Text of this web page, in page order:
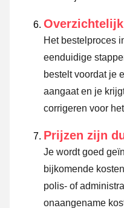
Het bestelproces
eenduidige
bestelt voordat je
aangaat en je
corrigeren voor
Prijzen zijn
Je wordt goed
bijkomende
polis- of
onaangename